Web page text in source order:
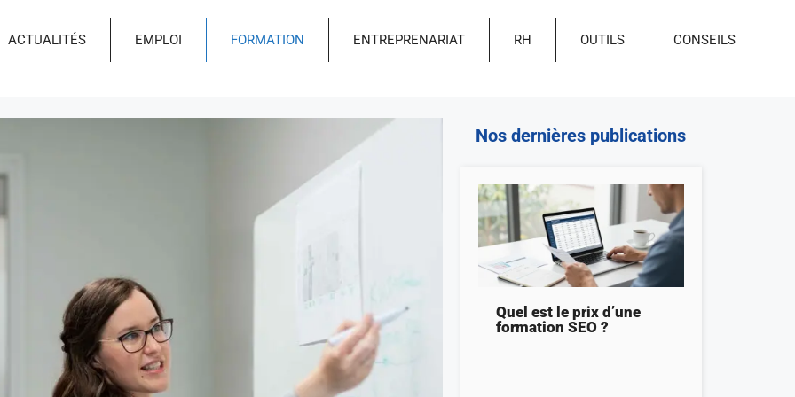
ACTUALITÉS EMPLOI FORMATION ENTREPRENARIAT RH OUTILS CONSEILS
Nos dernières publications
Quel est le prix d’une
formation SEO ?